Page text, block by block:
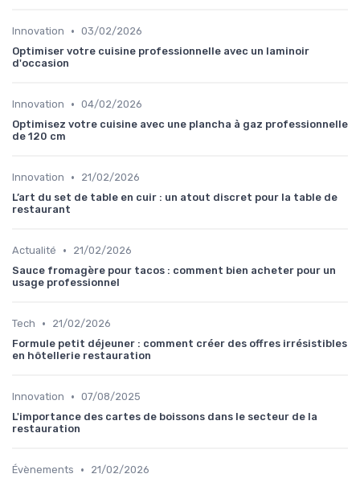
Innovation • 03/02/2026
Optimiser votre cuisine professionnelle avec un laminoir
d'occasion
Innovation • 04/02/2026
Optimisez votre cuisine avec une plancha à gaz professionnelle
de 120 cm
Innovation •
21/02/2026
L’art du set de table en cuir : un atout discret pour la table de
restaurant
Actualité •
21/02/2026
Sauce fromagère pour tacos : comment bien acheter pour un
usage professionnel
Tech •
21/02/2026
Formule petit déjeuner : comment créer des offres irrésistibles
en hôtellerie restauration
Innovation • 07/08/2025
L'importance des cartes de boissons dans le secteur de la
restauration
Évènements •
21/02/2026